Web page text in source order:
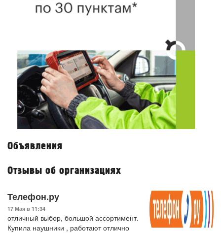
Объявления
Отзывы об организациях
Телефон.ру
17 Мая в 11:34
отличный выбор, большой ассортимент.
Купила наушники , работают отлично